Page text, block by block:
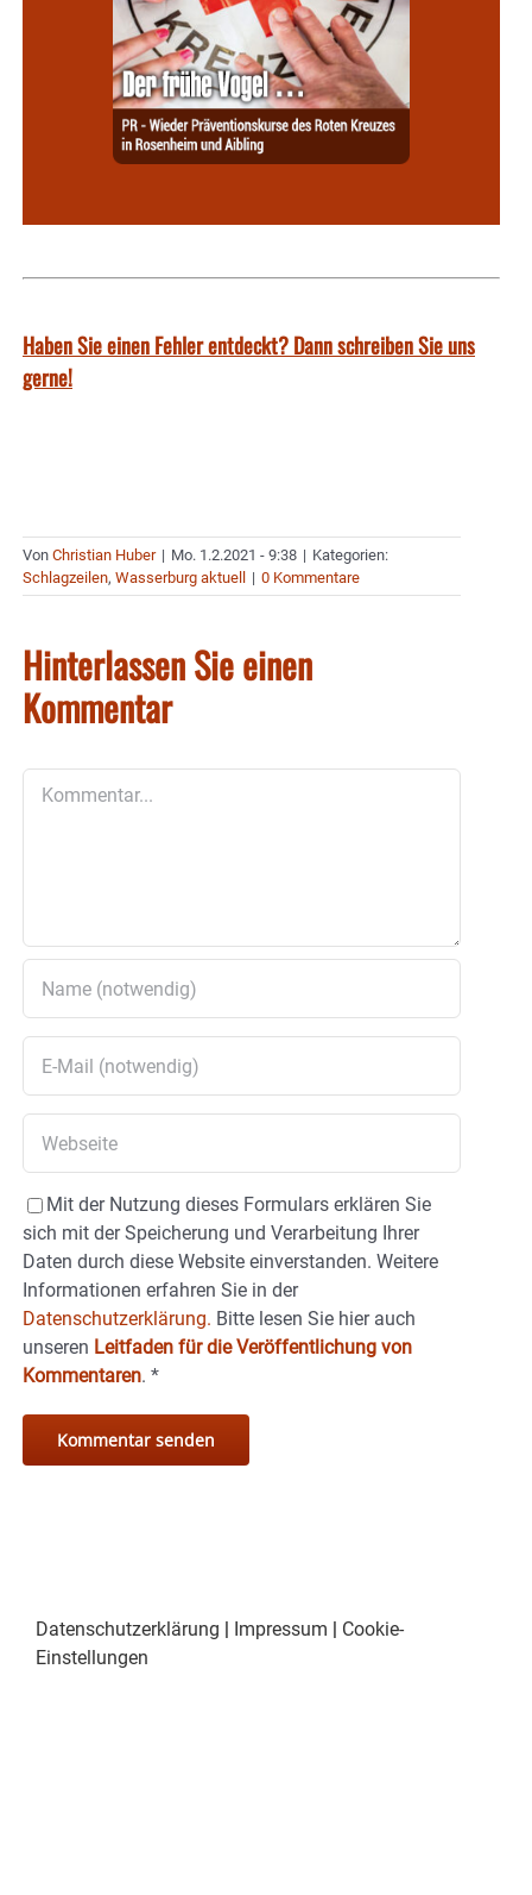
Haben Sie einen Fehler entdeckt? Dann schreiben Sie uns
gerne!
Von Christian Huber | Mo. 1.2.2021 - 9:38 | Kategorien:
Schlagzeilen, Wasserburg aktuell | 0 Kommentare
Hinterlassen Sie einen
Kommentar
Mit der Nutzung dieses Formulars erklären Sie
sich mit der Speicherung und Verarbeitung Ihrer
Daten durch diese Website einverstanden. Weitere
Informationen erfahren Sie in der
Datenschutzerklärung. Bitte lesen Sie hier auch
unseren Leitfaden für die Veröffentlichung von
Kommentaren. *
Datenschutzerklärung Impressum
Cookie-
Einstellungen